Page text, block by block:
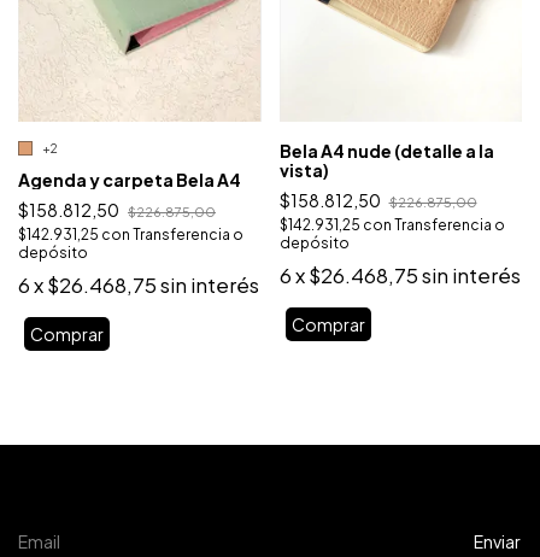
+2
Agenda y carpeta Bela A4
$158.812,50
$226.875,00
$142.931,25 con Transferencia o
depósito
6x$26.468,75sin interés
Comprar
Bela A4 nude (detalle a la
vista)
$158.812,50 $226.875,00
$142.931,25 con Transferencia o
depósito
6x$26.468,75sin interés
Comprar